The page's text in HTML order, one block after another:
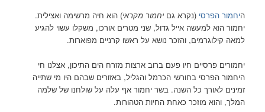
היחמור הפרסי (נקרא גםיחמור מקראי) הוא חיה מרשימה ואצילית.
יחמור הוא למעשה אייל גדול, שני מטרים אורכו, משקלו עשוי להגיע
למאה קילוגרמים, והזכר נושא על ראשו קרניים מפוארות.
יחמורים פרסיים חיו פעם ברוב ארצות מזרח הים התיכון, אצלנו חי
היחמור הפרסי בחורשי הכרמל והגליל, באזורים שבהם היו מי שתייה
זמינים לאורך כל השנה. בשר יחמור אף עלה על שולחנו של שלמה
המלך, והוא מוזכר כאחת החיות הטהורות.